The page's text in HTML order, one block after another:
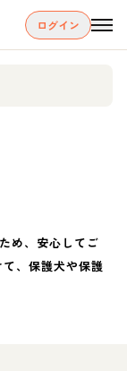
ログイン
め、安心してご
、保護犬や保護